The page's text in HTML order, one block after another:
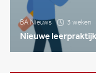
BA Nieuws 3 weken
Nieuwe